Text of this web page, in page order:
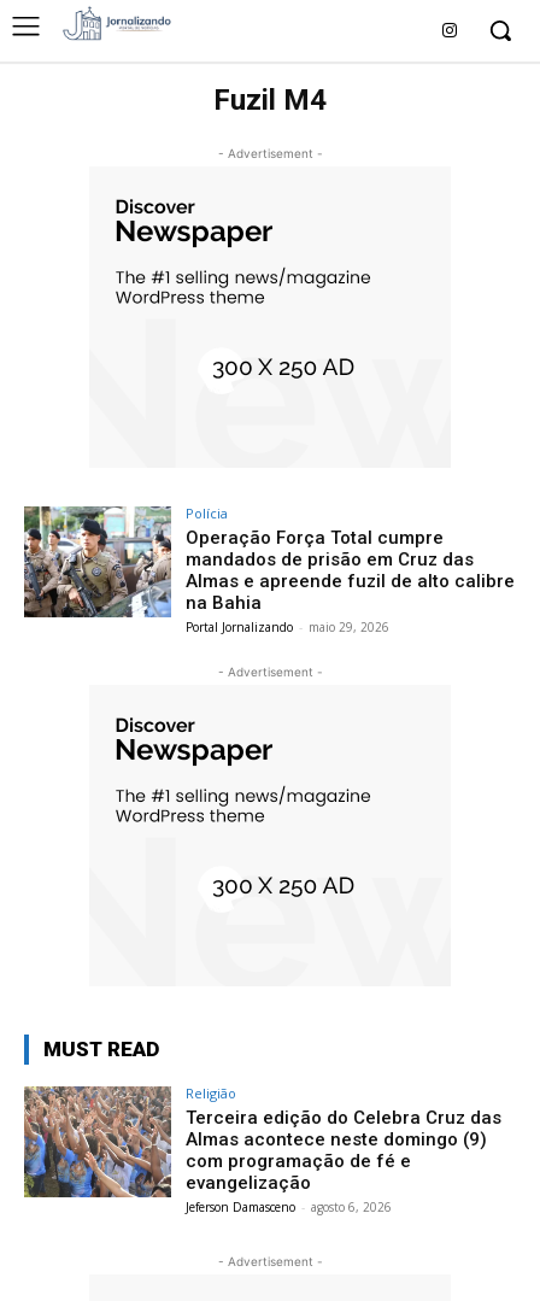
Fuzil M4
- Advertisement -
Polícia
Operação Força Total cumpre
mandados de prisão em Cruz das
Almas e apreende fuzil de alto calibre
na Bahia
Portal Jornalizando - maio 29, 2026
- Advertisement -
MUST READ
Religião
Terceira edição do Celebra Cruz das
Almas acontece neste domingo (9)
com programação de fé e
evangelização
Jeferson Damasceno - agosto 6, 2026
- Advertisement -